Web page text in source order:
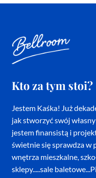
Kto za tym stoi?
Jestem Kaśka! Już
jak stworzyć swój
jestem finansistą i
świetnie się sprawdza w
wnętrza mieszkalne,
sklepy.....sale